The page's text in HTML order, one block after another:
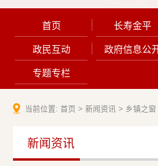
首页 长寿金平
政民互动 政府信息公
专题专栏
当前位置:首页 >新闻资讯 > 乡镇之窗
新闻资讯